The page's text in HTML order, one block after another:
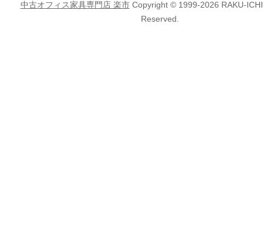
中古オフィス家具専門店 楽市Copyright © 1999-2026 RAKU-
Reserved.